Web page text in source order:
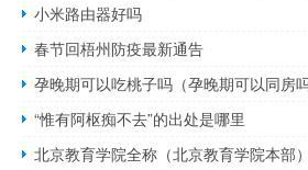
小米路由器好吗
春节回梧州防疫最新通告
孕晚期可以吃桃子吗（孕晚期可以同房吗
“惟有阿枢痴不去”的出处是哪里
北京教育学院全称（北京教育学院本部）